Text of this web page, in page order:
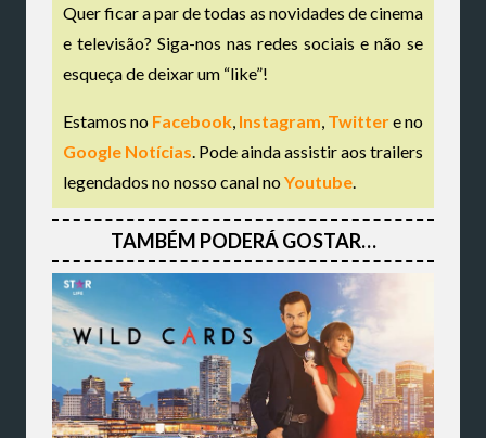
Quer ficar a par de todas as novidades de cinema
e televisão? Siga-nos nas redes sociais e não se
esqueça de deixar um “like”!
Estamos no Facebook Instagram Twittere no
Google Notícias . Pode ainda assistir aos trailers
legendados no nosso canal noYoutube
TAMBÉM PODERÁ GOSTAR…